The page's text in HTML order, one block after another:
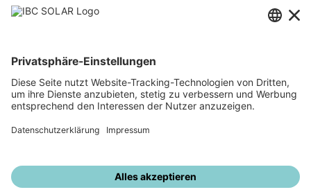
Dann registrieren Sie sich jetzt!
Unsere weiteren Angebote
IBC SOLAR Webseite